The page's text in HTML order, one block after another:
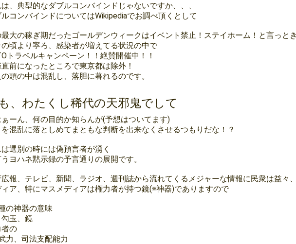
は、典型的なダブルコンバインドじゃないですか、、、
ルコンバインドについてはWikipediaでお調べ頂くとして
大の稼ぎ期だったゴールデンウィークはイベント禁止！ステイホーム！と言っと
の頃より寧ろ、感染者が増えてる状況の中で
トラベルキャンペーン！！絶賛開催中！！
前になったところで東京都は除外！
頭の中は混乱し、落胆に暮れるのです。
、わたくし稀代の天邪鬼でして
ぁーん、何の目的か知らんが(予想はついてます)
を混乱に落としめてまともな判断を出来なくさせるつもりだな！？
は選別の時には偽預言者が湧く
うヨハネ黙示録の予言通りの展開です。
報、テレビ、新聞、ラジオ、週刊誌から流れてくるメジャーな情報に民衆は益々
ィア、特にマスメディアは権力者が持つ鏡(※神器)でありますので
の神器の意味
玉、鏡
の
力、司法支配能力